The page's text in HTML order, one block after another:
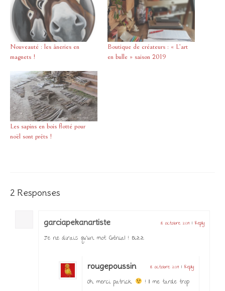
Nouveauté : les âneries en
magnets !
Boutique de créateurs : « L’art
en bulle » saison 2019
Les sapins en bois flotté pour
noël sont prêts !
2 Responses
garciapekanartiste 18 octobre 2019 | Reply
Je ne dirais qu’un mot Génial !. Bizz
rougepoussin 18 octobre 2019 | Reply
Oh merci patrick
! Il me tarde trop